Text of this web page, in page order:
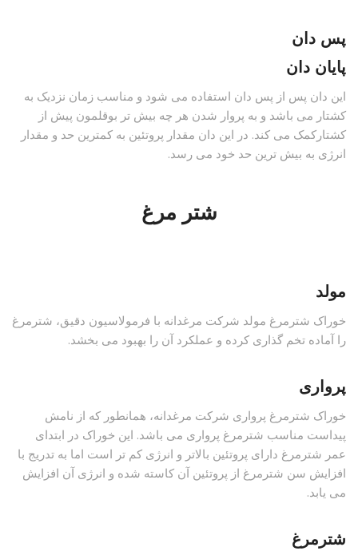
پس دان
پایان دان
این دان پس از پس دان استفاده می شود و مناسب زمان نزدیک به
کشتار می باشد و به پروار شدن هر چه بیش تر بوقلمون پیش از
کشتارکمک می کند. در این دان مقدار پروتئین به کمترین حد و مقدار
انرژی به بیش ترین حد خود می رسد.
شتر مرغ
مولد
خوراک شترمرغ مولد شرکت مرغدانه با فرمولاسیون دقیق، شترمرغ
را آماده تخم گذاری کرده و عملکرد آن را بهبود می بخشد.
پرواری
خوراک شترمرغ پرواری شرکت مرغدانه، همانطور که از نامش
پیداست مناسب شترمرغ پرواری می باشد. این خوراک در ابتدای
عمر شترمرغ دارای پروتئین بالاتر و انرژی کم تر است اما به تدریج با
افزایش سن شترمرغ از پروتئین آن کاسته شده و انرژی آن افزایش
می یابد.
شترمرغ